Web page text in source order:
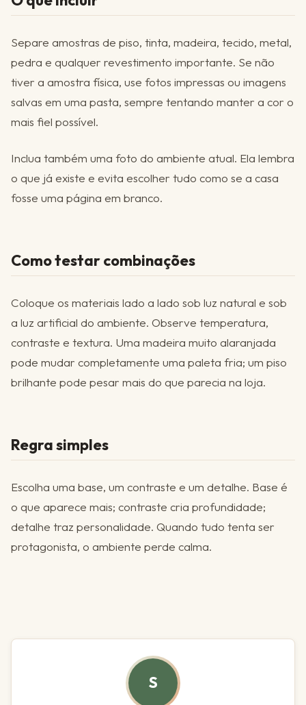
Separe amostras de piso, tinta, madeira, tecido, metal,
pedra e qualquer revestimento importante. Se não
tiver a amostra física, use fotos impressas ou imagens
salvas em uma pasta, sempre tentando manter a cor o
mais fiel possível.
Inclua também uma foto do ambiente atual. Ela lembra
o que já existe e evita escolher tudo como se a casa
fosse uma página em branco.
Como testar combinações
Coloque os materiais lado a lado sob luz natural e sob
a luz artificial do ambiente. Observe temperatura,
contraste e textura. Uma madeira muito alaranjada
pode mudar completamente uma paleta fria; um piso
brilhante pode pesar mais do que parecia na loja.
Regra simples
Escolha uma base, um contraste e um detalhe. Base é
o que aparece mais; contraste cria profundidade;
detalhe traz personalidade. Quando tudo tenta ser
protagonista, o ambiente perde calma.
S